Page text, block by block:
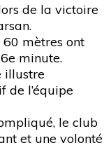
de la victoire
60 mètres ont
minute.
illustre
de l’équipe
le club
et une volonté